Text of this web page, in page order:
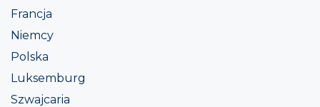
Francja
Niemcy
Polska
Luksemburg
Szwajcaria